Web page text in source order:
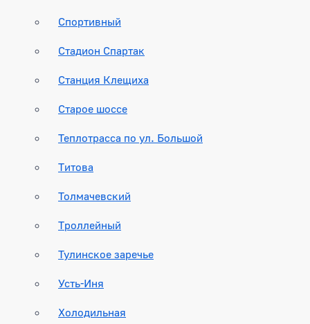
Спортивный
Стадион Спартак
Станция Клещиха
Старое шоссе
Теплотрасса по ул. Большой
Титова
Толмачевский
Троллейный
Тулинское заречье
Усть-Иня
Холодильная